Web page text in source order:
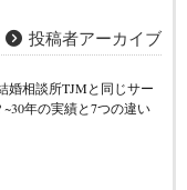
投稿者アーカイブ
婚相談所TJMと同じサー
年の実績と7つの違い